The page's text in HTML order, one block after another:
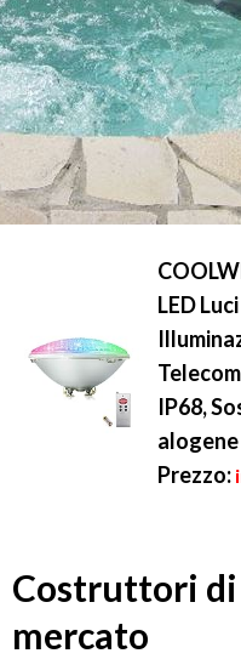
LED
IP68,
Prezzo:
Costruttori di
mercato